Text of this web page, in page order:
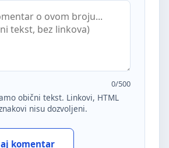
0/500
obični tekst. Linkovi, HTML
nisu dozvoljeni.
komentar